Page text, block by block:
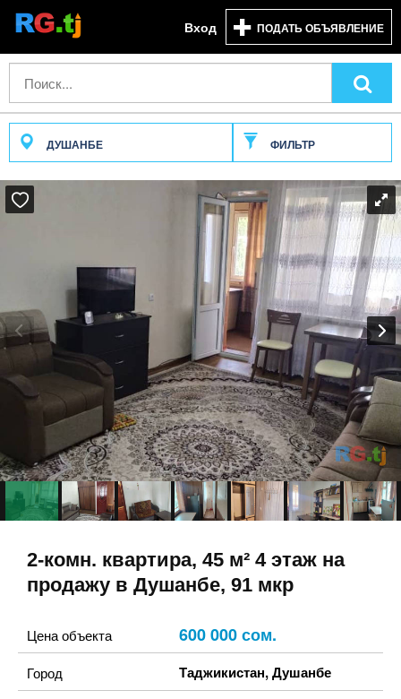
Вход ПОДАТЬ ОБЪЯВЛЕНИЕ
ДУШАНБЕ ФИЛЬТР
2-комн. квартира, 45 м² 4 этаж на
продажу в Душанбе, 91 мкр
Цена объекта 600 000 сом.
Город Таджикистан,Душанбе